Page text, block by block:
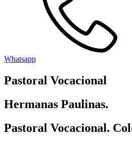
Whatsapp
Pastoral Vocacional
Hermanas Paulinas.
Pastoral Vocacional.